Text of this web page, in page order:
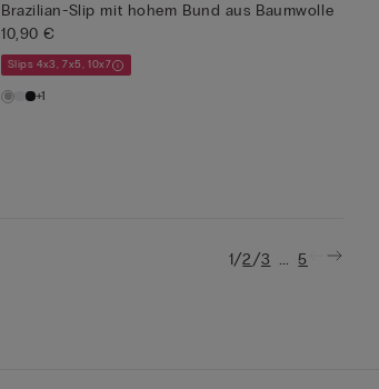
Brazilian-Slip mit hohem Bund aus Baumwolle
10,90 €
Slips 4x3, 7x5, 10x7
+1
1/2/3 ... 5